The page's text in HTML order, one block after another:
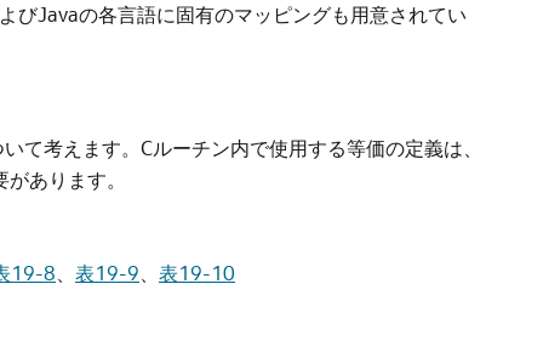
びJavaの各言語に固有のマッピングも用意されてい
て考えます。Cルーチン内で使用する等価の定義は、
あります。
19-8 表19-9 表19-10